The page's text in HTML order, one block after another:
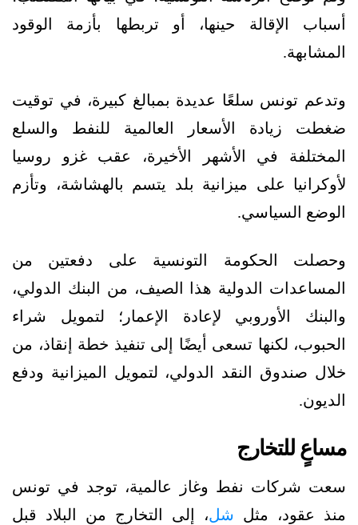
أسباب الإقالة حينها، أو تربطها بأزمة الوقود
المشابهة.
وتدعم تونس سلعًا عديدة بمبالغ كبيرة، في توقيت
ضغطت زيادة الأسعار العالمية للنفط والسلع
المختلفة في الأشهر الأخيرة، عقب غزو روسيا
لأوكرانيا على ميزانية بلد يتسم بالهشاشة، وتأزم
الوضع السياسي.
وحصلت الحكومة التونسية على دفعتين من
المساعدات الدولية هذا الصيف، من البنك الدولي،
والبنك الأوروبي لإعادة الإعمار؛ لتمويل شراء
الحبوب، لكنها تسعى أيضًا إلى تنفيذ خطة إنقاذ، من
خلال صندوق النقد الدولي، لتمويل الميزانية ودفع
الديون.
مساعٍ للتخارج
سعت شركات نفط وغاز عالمية، توجد في تونس
منذ عقود، مثل شل، إلى التخارج من البلاد قبل